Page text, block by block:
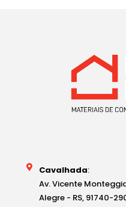
Cavalhada:
Av. Vicente
Alegre - RS, 91740-